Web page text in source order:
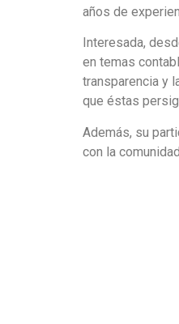
años de
Interesada,
en temas
transparencia y
que éstas
Además, su
con la comunidad